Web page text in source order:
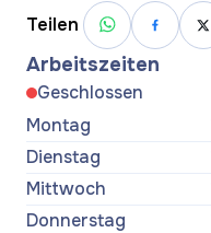
Teilen
Arbeitszeiten
Geschlossen
Montag
Dienstag
Mittwoch
Donnerstag